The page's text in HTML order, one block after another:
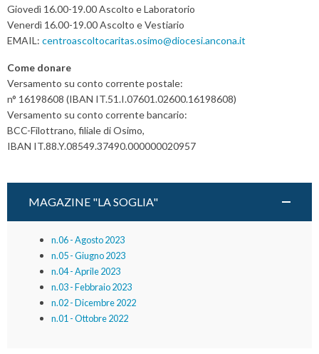
Giovedì 16.00-19.00 Ascolto e Laboratorio
Venerdì 16.00-19.00 Ascolto e Vestiario
EMAIL: centroascoltocaritas.osimo@diocesi.ancona.it
Come donare
Versamento su conto corrente postale:
n° 16198608 (IBAN IT.51.I.07601.02600.16198608)
Versamento su conto corrente bancario:
BCC-Filottrano, filiale di Osimo,
IBAN IT.88.Y.08549.37490.000000020957
MAGAZINE "LA SOGLIA"
n.06 - Agosto 2023
n.05 - Giugno 2023
n.04 - Aprile 2023
n.03 - Febbraio 2023
n.02 - Dicembre 2022
n.01 - Ottobre 2022